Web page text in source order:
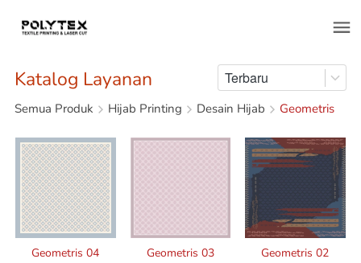
Katalog Layanan Terbaru
Semua Produk Hijab Printing Desain Hijab Geometris
Geometris 04 Geometris 03 Geometris 02